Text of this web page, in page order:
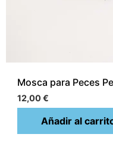
Mosca para Peces
12,00€
Añadir al